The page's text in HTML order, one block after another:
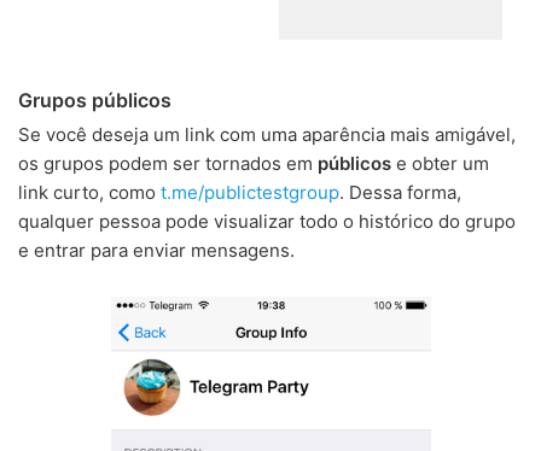
Grupos públicos
Se você deseja um link com uma aparência mais amigável,
os grupos podem ser tornados em públicos e obter um
link curto, como t.me/publictestgroup. Dessa forma,
qualquer pessoa pode visualizar todo o histórico do grupo
e entrar para enviar mensagens.